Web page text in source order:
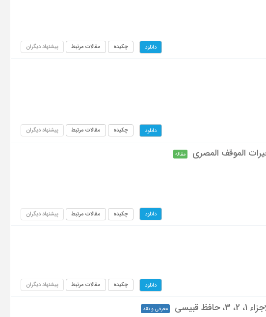
دانلود چکیده مقالات مرتبط پیشنهاد دیگران
دانلود چکیده مقالات مرتبط پیشنهاد دیگران
الموقف المصری مقاله
دانلود چکیده مقالات مرتبط پیشنهاد دیگران
دانلود چکیده مقالات مرتبط پیشنهاد دیگران
معرفی و نقد